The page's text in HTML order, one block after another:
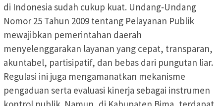
di Indonesia sudah cukup kuat. Undang‑Undang
Nomor 25 Tahun 2009 tentang Pelayanan Publik
mewajibkan pemerintahan daerah
menyelenggarakan layanan yang cepat, transparan,
akuntabel, partisipatif, dan bebas dari pungutan liar.
Regulasi ini juga mengamanatkan mekanisme
pengaduan serta evaluasi kinerja sebagai instrumen